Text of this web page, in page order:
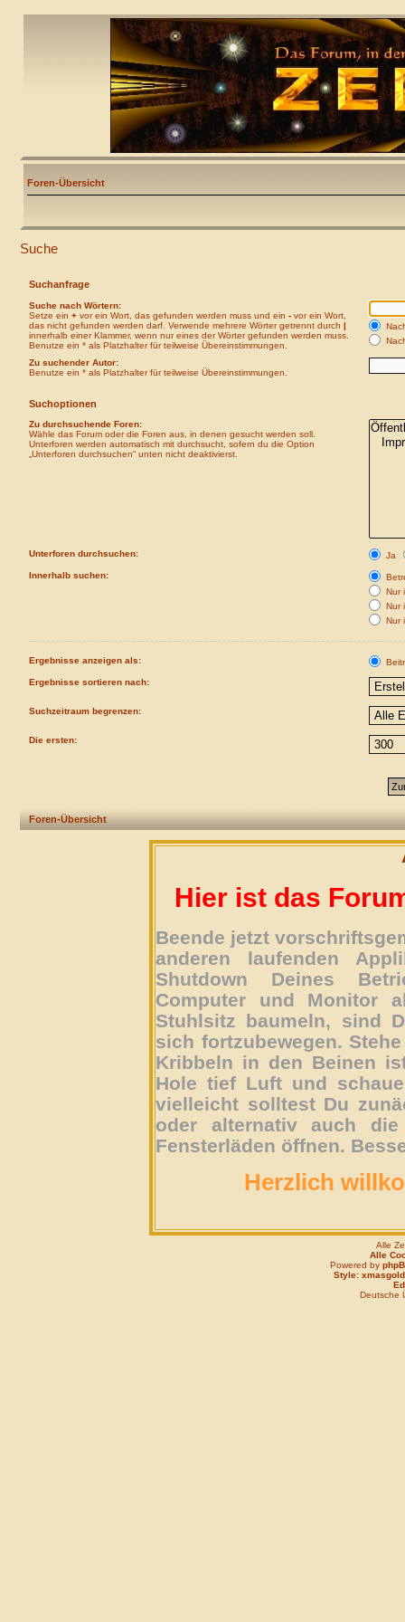
Foren-Übersicht
Suche
Suchanfrage
Suche nach Wörtern:
Setze ein + vor ein Wort, das gefunden werden muss und ein - vor ein Wort,
das nicht gefunden werden darf. Verwende mehrere Wörter getrennt durch |
innerhalb einer Klammer, wenn nur eines der Wörter gefunden werden muss.
Benutze ein * als Platzhalter für teilweise Übereinstimmungen.
Zu suchender Autor:
Benutze ein * als Platzhalter für teilweise Übereinstimmungen.
Suchoptionen
Zu durchsuchende Foren:
Wähle das Forum oder die Foren aus, in denen gesucht werden soll.
Unterforen werden automatisch mit durchsucht, sofern du die Option
„Unterforen durchsuchen“ unten nicht deaktivierst.
Unterforen durchsuchen:
Ja
Innerhalb suchen:
Nur
Nur
Nur
Ergebnisse anzeigen als:
Ergebnisse sortieren nach:
Suchzeitraum begrenzen:
Die ersten:
Foren-Übersicht
Hier ist das
Beende jetzt
anderen laufenden
Shutdown Deines
Computer und Monitor
Stuhlsitz baumeln, sind
sich fortzubewegen.
Kribbeln in den Beinen
Hole tief Luft und
vielleicht solltest Du
oder alternativ auch
Fensterläden öffnen.
Herzlich
Alle
Alle
Powered by
Style: xmasgold
Deutsche